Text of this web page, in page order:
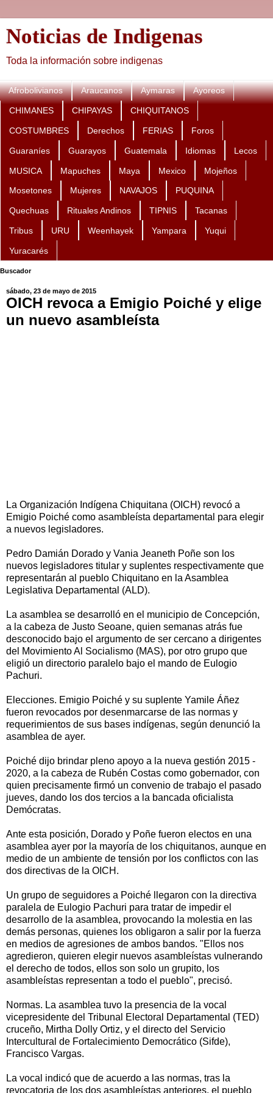
Noticias de Indigenas
Toda la información sobre indigenas
Afrobolivianos Araucanos Aymaras Ayoreos
CHIMANES CHIPAYAS CHIQUITANOS
COSTUMBRES Derechos FERIAS Foros
Guaraníes Guarayos Guatemala Idiomas Lecos
MUSICA Mapuches Maya Mexico Mojeños
Mosetones Mujeres NAVAJOS PUQUINA
Quechuas Rituales Andinos TIPNIS Tacanas
Tribus URU Weenhayek Yampara Yuqui
Yuracarés
Buscador
sábado, 23 de mayo de 2015
OICH revoca a Emigio Poiché y elige
un nuevo asambleísta
La Organización Indígena Chiquitana (OICH) revocó a
Emigio Poiché como asambleísta departamental para elegir
a nuevos legisladores.
Pedro Damián Dorado y Vania Jeaneth Poñe son los
nuevos legisladores titular y suplentes respectivamente que
representarán al pueblo Chiquitano en la Asamblea
Legislativa Departamental (ALD).
La asamblea se desarrolló en el municipio de Concepción,
a la cabeza de Justo Seoane, quien semanas atrás fue
desconocido bajo el argumento de ser cercano a dirigentes
del Movimiento Al Socialismo (MAS), por otro grupo que
eligió un directorio paralelo bajo el mando de Eulogio
Pachuri.
Elecciones. Emigio Poiché y su suplente Yamile Áñez
fueron revocados por desenmarcarse de las normas y
requerimientos de sus bases indígenas, según denunció la
asamblea de ayer.
Poiché dijo brindar pleno apoyo a la nueva gestión 2015 -
2020, a la cabeza de Rubén Costas como gobernador, con
quien precisamente firmó un convenio de trabajo el pasado
jueves, dando los dos tercios a la bancada oficialista
Demócratas.
Ante esta posición, Dorado y Poñe fueron electos en una
asamblea ayer por la mayoría de los chiquitanos, aunque en
medio de un ambiente de tensión por los conflictos con las
dos directivas de la OICH.
Un grupo de seguidores a Poiché llegaron con la directiva
paralela de Eulogio Pachuri para tratar de impedir el
desarrollo de la asamblea, provocando la molestia en las
demás personas, quienes los obligaron a salir por la fuerza
en medios de agresiones de ambos bandos. "Ellos nos
agredieron, quieren elegir nuevos asambleístas vulnerando
el derecho de todos, ellos son solo un grupito, los
asambleístas representan a todo el pueblo", precisó.
Normas. La asamblea tuvo la presencia de la vocal
vicepresidente del Tribunal Electoral Departamental (TED)
cruceño, Mirtha Dolly Ortiz, y el directo del Servicio
Intercultural de Fortalecimiento Democrático (Sifde),
Francisco Vargas.
La vocal indicó que de acuerdo a las normas, tras la
revocatoria de los dos asambleístas anteriores, el pueblo